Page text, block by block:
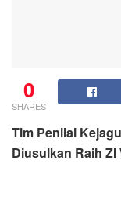
0
SHARES
Tim Penilai
Diusulkan Raih ZI